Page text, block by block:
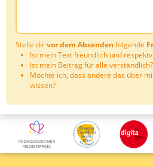
Stelle dirvor dem Absenden folgende
Ist mein Text freundlich und
Ist mein Beitrag für alle verständlich?
Möchte ich, dass andere das über
wissen?